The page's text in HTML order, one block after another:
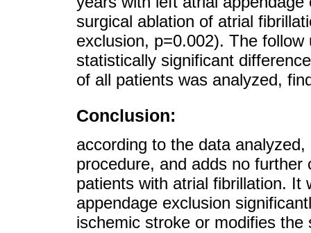
surgical ablation of atrial
exclusion, p=0.002). The
statistically significant
of all patients was analyzed,
Conclusion:
according to the data
procedure, and adds no
patients with atrial fibrillation. It
appendage exclusion
ischemic stroke or modifies the